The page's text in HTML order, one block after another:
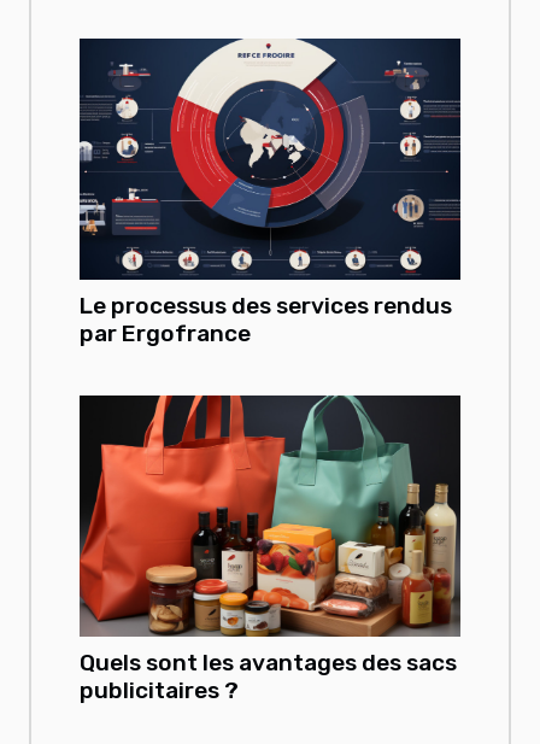
Le processus des services rendus
par Ergofrance
Quels sont les avantages des sacs
publicitaires ?